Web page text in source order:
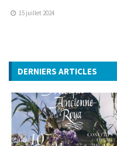
15 juillet 2024
DERNIERS ARTICLES